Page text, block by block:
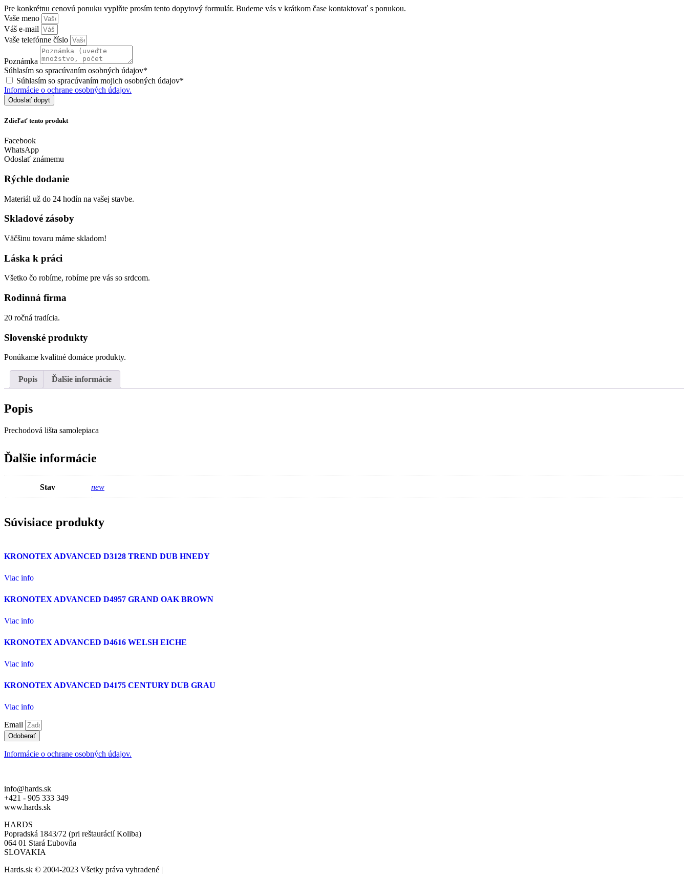
Pre konkrétnu cenovú ponuku vyplňte prosím tento dopytový formulár. Budeme vás v krátkom čase kontaktovať s ponukou.
Vaše meno
Váš e-mail
Vaše telefónne číslo
Poznámka
Súhlasím so spracúvaním osobných údajov*
Súhlasím so spracúvaním mojich osobných údajov*
Informácie o ochrane osobných údajov.
Odoslať dopyt
Zdieľať tento produkt
Facebook
WhatsApp
Odoslať známemu
Rýchle dodanie
Materiál už do 24 hodín na vašej stavbe.
Skladové zásoby
Väčšinu tovaru máme skladom!
Láska k práci
Všetko čo robíme, robíme pre vás so srdcom.
Rodinná firma
20 ročná tradícia.
Slovenské produkty
Ponúkame kvalitné domáce produkty.
Popis Ďalšie informácie
Popis
Prechodová lišta samolepiaca
Ďalšie informácie
Stav new
Súvisiace produkty
KRONOTEX ADVANCED D3128 TREND DUB HNEDY
Viac info
KRONOTEX ADVANCED D4957 GRAND OAK BROWN
Viac info
KRONOTEX ADVANCED D4616 WELSH EICHE
Viac info
KRONOTEX ADVANCED D4175 CENTURY DUB GRAU
Viac info
Email
Odoberať
Informácie o ochrane osobných údajov.
info@hards.sk
+421 - 905 333 349
www.hards.sk
HARDS
Popradská 1843/72 (pri reštaurácií Koliba)
064 01 Stará Ľubovňa
SLOVAKIA
Hards.sk © 2004-2023 Všetky práva vyhradené |